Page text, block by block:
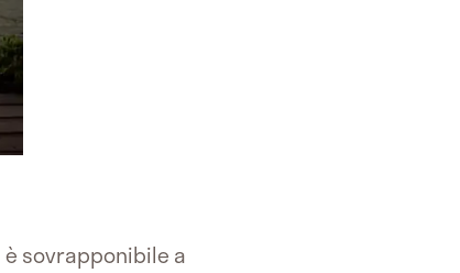
è sovrapponibile a